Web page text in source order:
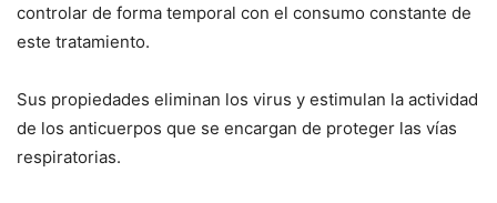
controlar de forma temporal con el consumo constante de
este tratamiento.
Sus propiedades eliminan los virus y estimulan la actividad
de los anticuerpos que se encargan de proteger las vías
respiratorias.